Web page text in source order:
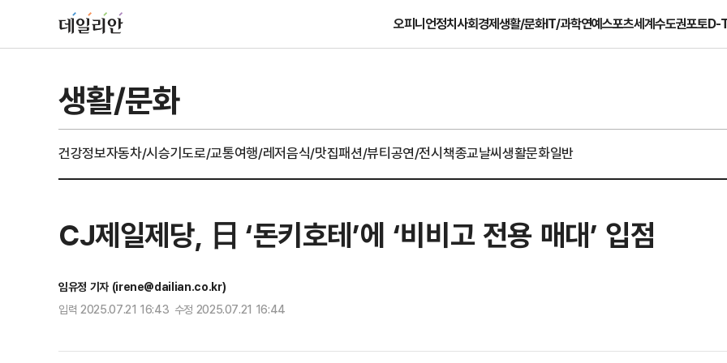
오피니언정치사회경제생활/문화IT/과학연예스포츠세계수도권포토D-
생활/문화
건강정보자동차/시승기도로/교통여행/레저음식/맛집패션/뷰티공연/전시책종교날씨생활문화일반
CJ제일제당, 日 ‘돈키호테’에 ‘비비고 전용 매대’ 입점
임유정 기자 (irene@dailian.co.kr)
입력 2025.07.21 16:43 수정 2025.07.21 16:44